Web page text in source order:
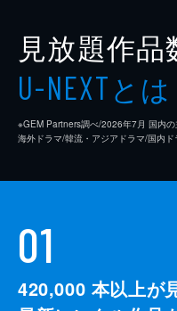
見放題作品
U-NEXTとは
※GEM Partners調べ/2026年7⽉ 国内
海外ドラマ/韓流・アジアドラマ/国内ド
01
420,000 本以上が